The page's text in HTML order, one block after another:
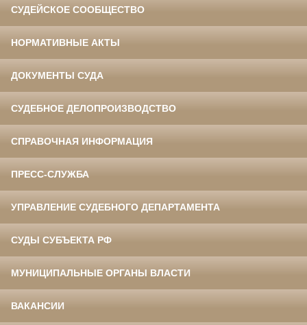
СУДЕЙСКОЕ СООБЩЕСТВО
НОРМАТИВНЫЕ АКТЫ
ДОКУМЕНТЫ СУДА
СУДЕБНОЕ ДЕЛОПРОИЗВОДСТВО
СПРАВОЧНАЯ ИНФОРМАЦИЯ
ПРЕСС-СЛУЖБА
УПРАВЛЕНИЕ СУДЕБНОГО ДЕПАРТАМЕНТА
СУДЫ СУБЪЕКТА РФ
МУНИЦИПАЛЬНЫЕ ОРГАНЫ ВЛАСТИ
ВАКАНСИИ